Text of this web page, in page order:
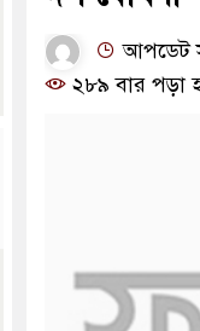
আপডেট
২৮৯ বার পড়া